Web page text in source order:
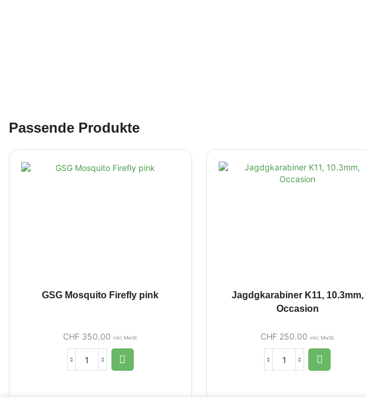
Passende Produkte
GSG Mosquito Firefly pink
CHF350.00 inkl. MwSt.
Jagdgkarabiner K11, 10.3mm,
Occasion
CHF250.00 inkl. MwSt.